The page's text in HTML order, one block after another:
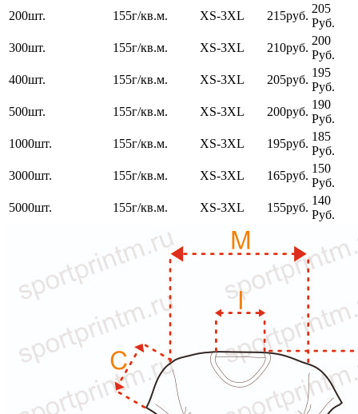
200шт.
155г/кв.м. XS-3XL 215руб.
205
Руб.
300шт.
155г/кв.м. XS-3XL 210руб.
200
Руб.
400шт.
155г/кв.м. XS-3XL 205руб.
195
Руб.
500шт.
155г/кв.м. XS-3XL 200руб.
190
Руб.
1000шт.
155г/кв.м. XS-3XL 195руб.
185
Руб.
3000шт.
155г/кв.м. XS-3XL 165руб.
150
Руб.
5000шт.
155г/кв.м. XS-3XL 155руб.
140
Руб.